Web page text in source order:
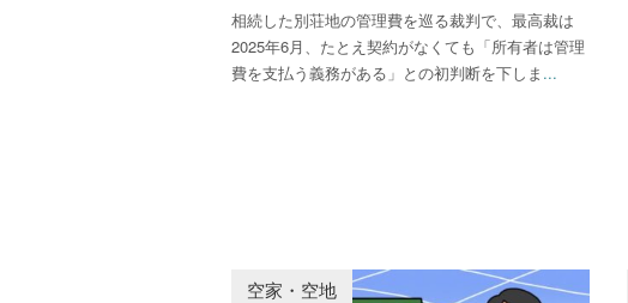
相続した別荘地の管理費を巡る裁判で、最高裁は
2025年6月、たとえ契約がなくても「所有者は管理
費を支払う義務がある」との初判断を下しま ...
空家・空地